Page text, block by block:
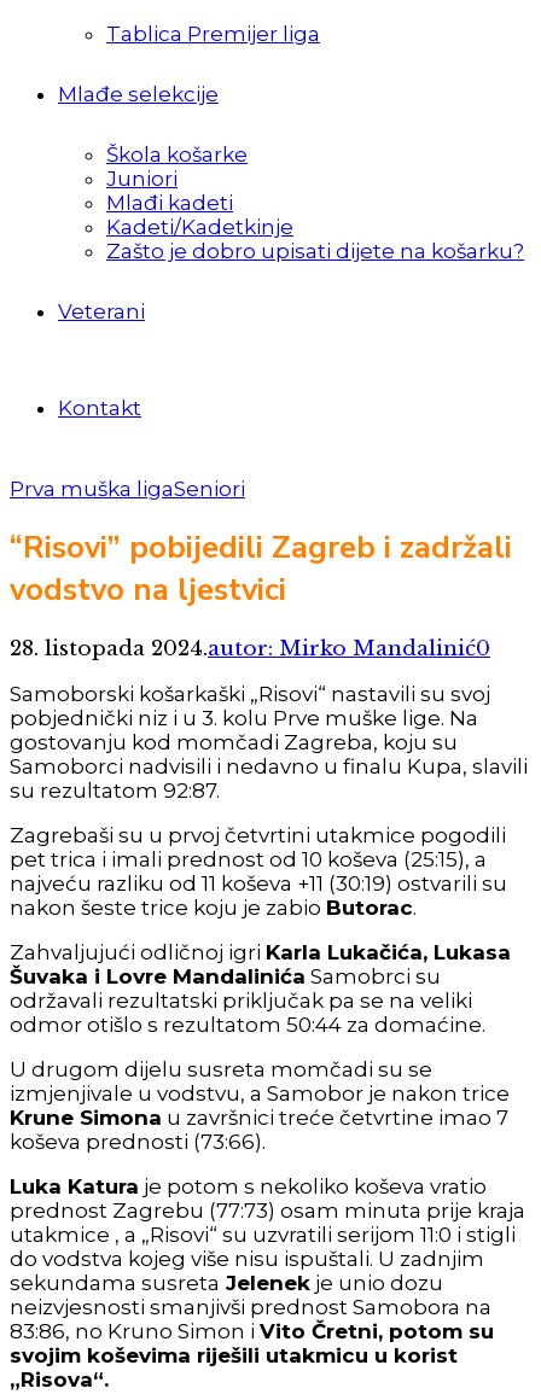
Tablica Premijer liga
Mlađe selekcije
Škola košarke
Juniori
Mlađi kadeti
Kadeti/Kadetkinje
Zašto je dobro upisati dijete na košarku?
Veterani
Kontakt
Prva muška ligaSeniori
“Risovi” pobijedili Zagreb i zadržali
vodstvo na ljestvici
28. listopada 2024.autor: Mirko Mandalinić0
Samoborski košarkaški „Risovi“ nastavili su svoj
pobjednički niz i u 3. kolu Prve muške lige. Na
gostovanju kod momčadi Zagreba, koju su
Samoborci nadvisili i nedavno u finalu Kupa, slavili
su rezultatom 92:87.
Zagrebaši su u prvoj četvrtini utakmice pogodili
pet trica i imali prednost od 10 koševa (25:15), a
najveću razliku od 11 koševa +11 (30:19) ostvarili su
nakon šeste trice koju je zabio Butorac.
Zahvaljujući odličnoj igri Karla Lukačića, Lukasa
Šuvaka i Lovre Mandalinića Samobrci su
održavali rezultatski priključak pa se na veliki
odmor otišlo s rezultatom 50:44 za domaćine.
U drugom dijelu susreta momčadi su se
izmjenjivale u vodstvu, a Samobor je nakon trice
Krune Simona u završnici treće četvrtine imao 7
koševa prednosti (73:66).
Luka Katura je potom s nekoliko koševa vratio
prednost Zagrebu (77:73) osam minuta prije kraja
utakmice , a „Risovi“ su uzvratili serijom 11:0 i stigli
do vodstva kojeg više nisu ispuštali. U zadnjim
sekundama susreta Jelenek je unio dozu
neizvjesnosti smanjivši prednost Samobora na
83:86, no Kruno Simon i Vito Čretni, potom su
svojim koševima riješili utakmicu u korist
„Risova“.